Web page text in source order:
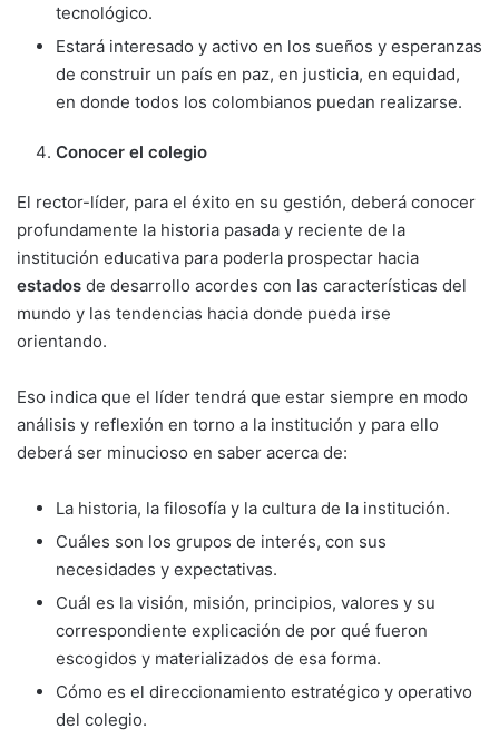
tecnológico.
Estará interesado y activo en los sueños y esperanzas
de construir un país en paz, en justicia, en equidad,
en donde todos los co­lombianos puedan realizarse.
Conocer el colegio
El rector-líder, para el éxito en su gestión, deberá conocer
profundamente la historia pasada y reciente de la
institución educativa para poderla prospectar hacia
estados de desarrollo acordes con las características del
mundo y las tendencias hacia donde pueda irse
orientando.
Eso indica que el líder tendrá que estar siem­pre en modo
análisis y reflexión en torno a la institución y para ello
deberá ser minucioso en saber acerca de:
La historia, la filosofía y la cultura de la ins­titución.
Cuáles son los grupos de interés, con sus
necesidades y expectativas.
Cuál es la visión, misión, principios, valo­res y su
correspondiente explicación de por qué fueron
escogidos y materializados de esa forma.
Cómo es el direccionamiento estratégico y operativo
del colegio.